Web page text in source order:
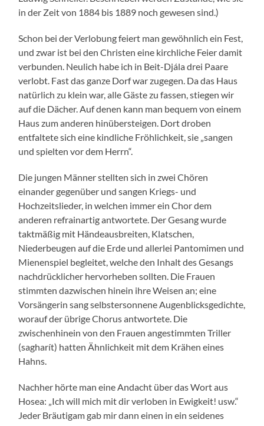
in der Zeit von 1884 bis 1889 noch gewesen sind.)
Schon bei der Verlobung feiert man gewöhnlich ein Fest,
und zwar ist bei den Christen eine kirchliche Feier damit
verbunden. Neulich habe ich in Beit-Djála drei Paare
verlobt. Fast das ganze Dorf war zugegen. Da das Haus
natürlich zu klein war, alle Gäste zu fassen, stiegen wir
auf die Dächer. Auf denen kann man bequem von einem
Haus zum anderen hinübersteigen. Dort droben
entfaltete sich eine kindliche Fröhlichkeit, sie „sangen
und spielten vor dem Herrn“.
Die jungen Männer stellten sich in zwei Chören
einander gegenüber und sangen Kriegs- und
Hochzeitslieder, in welchen immer ein Chor dem
anderen refrainartig antwortete. Der Gesang wurde
taktmäßig mit Händeausbreiten, Klatschen,
Niederbeugen auf die Erde und allerlei Pantomimen und
Mienenspiel begleitet, welche den Inhalt des Gesangs
nachdrücklicher hervorheben sollten. Die Frauen
stimmten dazwischen hinein ihre Weisen an; eine
Vorsängerin sang selbstersonnene Augenblicksgedichte,
worauf der übrige Chorus antwortete. Die
zwischenhinein von den Frauen angestimmten Triller
(sagharít) hatten Ähnlichkeit mit dem Krähen eines
Hahns.
Nachher hörte man eine Andacht über das Wort aus
Hosea: „Ich will mich mit dir verloben in Ewigkeit! usw.“
Jeder Bräutigam gab mir dann einen in ein seidenes